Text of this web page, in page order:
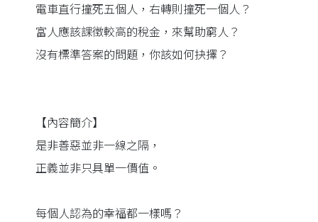
電車直行撞死五個人，右轉則撞死一個人？
富人應該課徵較高的稅金，來幫助窮人？
沒有標準答案的問題，你該如何抉擇？
【內容簡介】
是非善惡並非一線之隔，
正義並非只具單一價值。
每個人認為的幸福都一樣嗎？